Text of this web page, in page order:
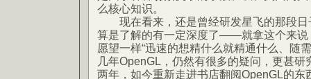
么核心知识。
现在看来，还是曾经研发星飞的那段日
算是了解的有一定深度了——就拿这个来说
愿望一样“迅速的想精什么就精通什么、随
几年OpenGL，仍然有很多的疑问，更甚
两年，如今重新走进书店翻阅OpenGL的东